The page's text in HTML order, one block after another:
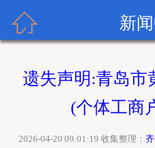
 新
遗失声明:青岛市
(个体工商
2026-04-20 09:01:19 收集整理：